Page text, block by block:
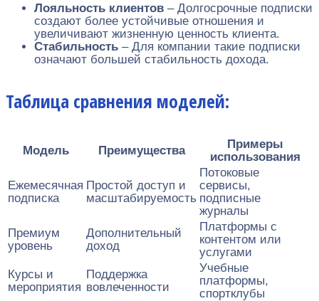
Лояльность клиентов – Долгосрочные подписки
создают более устойчивые отношения и
увеличивают жизненную ценность клиента.
Стабильность – Для компании такие подписки
означают большей стабильность дохода.
Таблица сравнения моделей:
Модель Преимущества
Примеры
использования
Ежемесячная
подписка
Простой доступ и
масштабируемость
Потоковые
сервисы,
подписные
журналы
Премиум
уровень
Дополнительный
доход
Платформы с
контентом или
услугами
Курсы и
мероприятия
Поддержка
вовлеченности
Учебные
платформы,
спортклубы